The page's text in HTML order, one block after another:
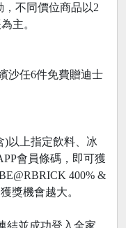
，不同價位商品以2
主。
沙任6件免費贈迪士
)以上指定飲料、冰
會員條碼，即可獲
400% &
獎機會越大。
結並成功登入全家